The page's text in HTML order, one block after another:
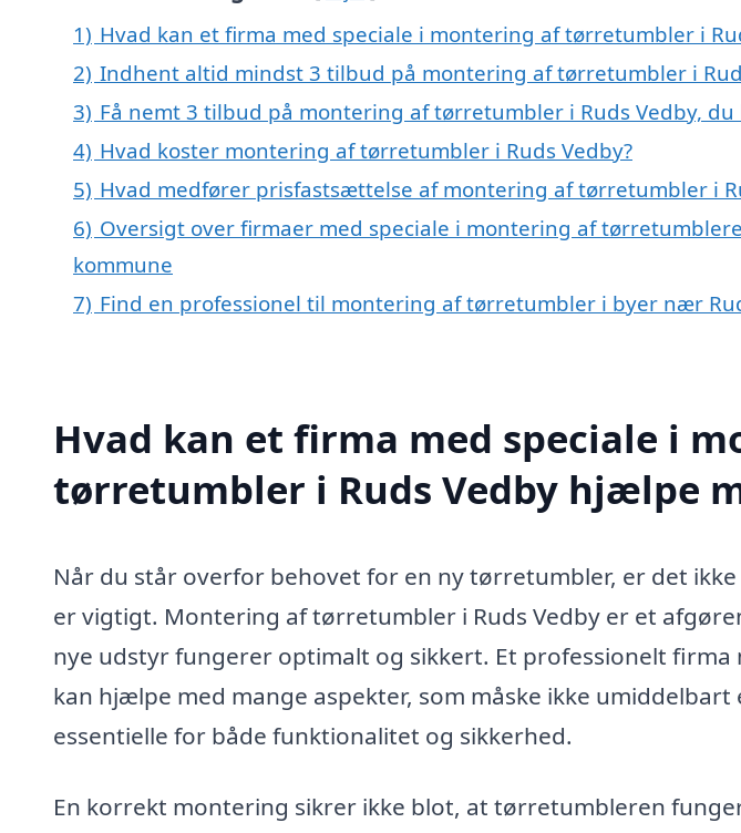
1) Hvad kan et firma med speciale i montering af tørretumbler i
2) Indhent altid mindst 3 tilbud på montering af tørretumbler i
3) Få nemt 3 tilbud på montering af tørretumbler i Ruds Vedby,
4) Hvad koster montering af tørretumbler i Ruds Vedby?
5) Hvad medfører prisfastsættelse af montering af tørretumbler i
6) Oversigt over firmaer med speciale i montering af
kommune
7) Find en professionel til montering af tørretumbler i byer nær
Hvad kan et firma med speciale i
tørretumbler i Ruds Vedby hjælpe
Når du står overfor behovet for en ny tørretumbler, er det
er vigtigt. Montering af tørretumbler i Ruds Vedby er et
nye udstyr fungerer optimalt og sikkert. Et professionelt firma
kan hjælpe med mange aspekter, som måske ikke
essentielle for både funktionalitet og sikkerhed.
En korrekt montering sikrer ikke blot, at tørretumbleren